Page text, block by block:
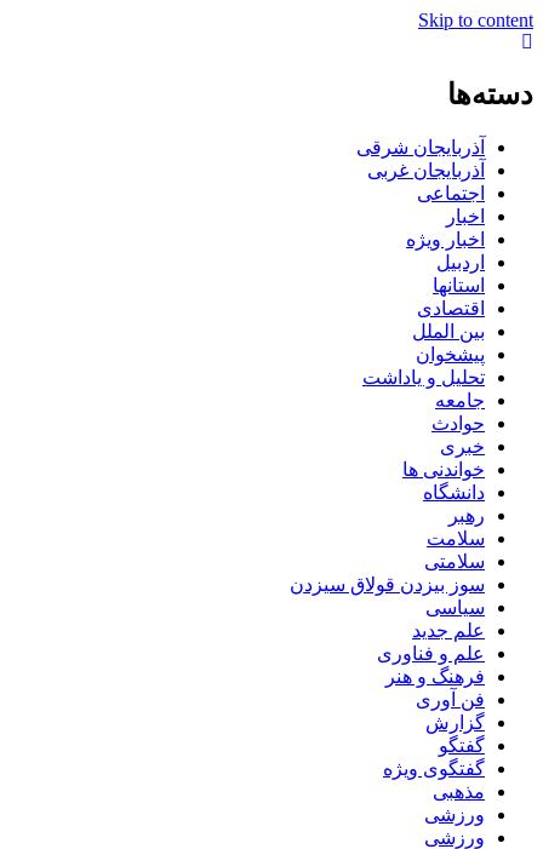
Skip to content
دسته‌ها
آذربایجان شرقی
آذربایجان غربی
اجتماعی
اخبار
اخبار ویژه
اردبیل
استانها
اقتصادی
بین الملل
پیشخوان
تحلیل و یاداشت
جامعه
حوادث
خبری
خواندنی ها
دانشگاه
رهبر
سلامت
سلامتی
سوز بیزدن قولاق سیزدن
سیاسی
علم جدید
علم و فناوری
فرهنگ و هنر
فن آوری
گزارش
گفتگو
گفتگوی ویژه
مذهبی
ورزشی
ورزشی